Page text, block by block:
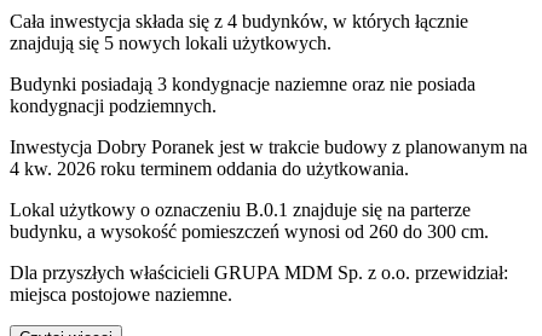
Cała inwestycja składa się z 4 budynków, w których łącznie
znajdują się 5 nowych lokali użytkowych.
Budynki posiadają 3 kondygnacje naziemne oraz nie posiada
kondygnacji podziemnych.
Inwestycja Dobry Poranek jest w trakcie budowy z planowanym na
4 kw. 2026 roku terminem oddania do użytkowania.
Lokal użytkowy o oznaczeniu B.0.1 znajduje się na parterze
budynku, a wysokość pomieszczeń wynosi od 260 do 300 cm.
Dla przyszłych właścicieli GRUPA MDM Sp. z o.o. przewidział:
miejsca postojowe naziemne.